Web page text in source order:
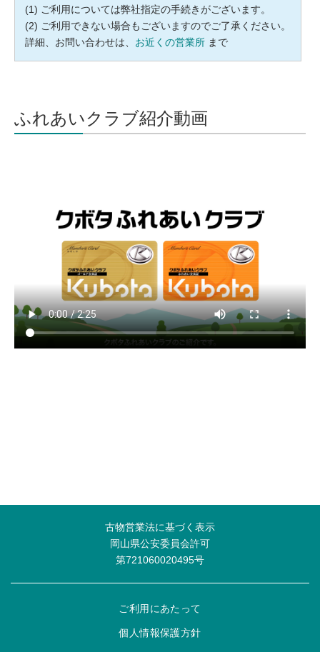
ご利用については弊社指定の手続きがございます。
ご利用できない場合もございますのでご了承ください。
詳細、お問い合わせは、 お近くの営業所 まで
ふれあいクラブ紹介動画
古物営業法に基づく表示
岡山県公安委員会許可
第721060020495号
ご利用にあたって
個人情報保護方針